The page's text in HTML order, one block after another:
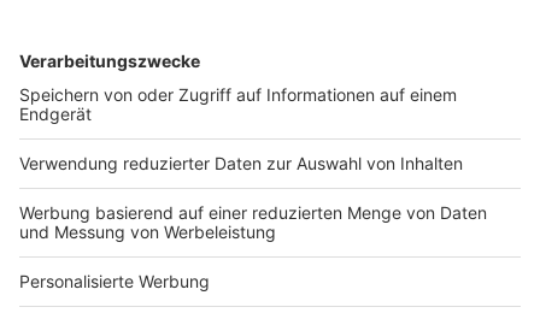
Services
Bauprojekt-Quiz
Häuser-Suche
Hausanbieter-Suche
Bauprojekt-Profil
Für Unternehmen